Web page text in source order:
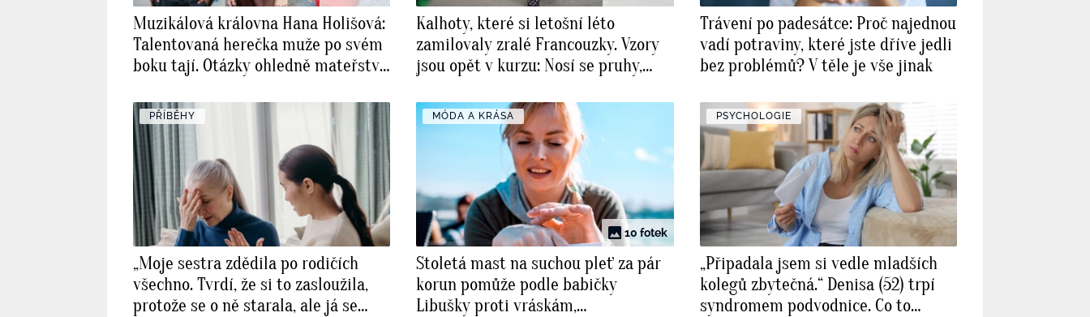
Muzikálová královna Hana Holišová:
Talentovaná herečka muže po svém
boku tají. Otázky ohledně mateřství
Kalhoty, které si letošní léto
zamilovaly zralé Francouzky. Vzory
jsou opět v kurzu: Nosí se pruhy,
Trávení po padesátce: Proč najednou
vadí potraviny, které jste dříve jedli
bez problémů? V těle je vše jinak
PŘÍBĚHY
„Moje sestra zdědila po rodičích
všechno. Tvrdí, že si to zasloužila,
protože se o ně starala, ale já se
MÓDA A KRÁSA
10 fotek
Stoletá mast na suchou pleť za pár
korun pomůže podle babičky
Libušky proti vráskám,
PSYCHOLOGIE
„Připadala jsem si vedle mladších
kolegů zbytečná.“ Denisa (52) trpí
syndromem podvodnice. Co to